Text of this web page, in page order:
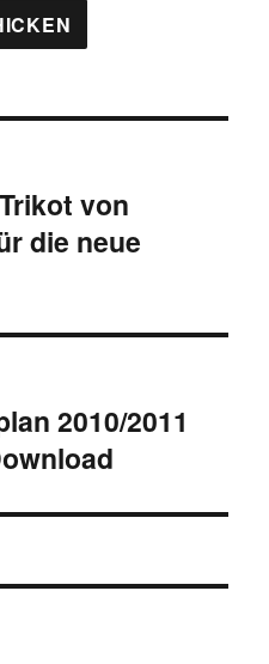
von
die neue
2010/2011